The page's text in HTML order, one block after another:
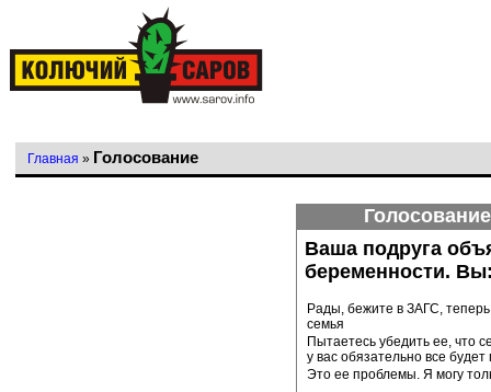
Главная » Голосование
Ваша подруга
беременности.
Рады, бежите в ЗАГС,
семья
Пытаетесь убедить ее, что
у вас обязательно все будет
Это ее проблемы. Я могу